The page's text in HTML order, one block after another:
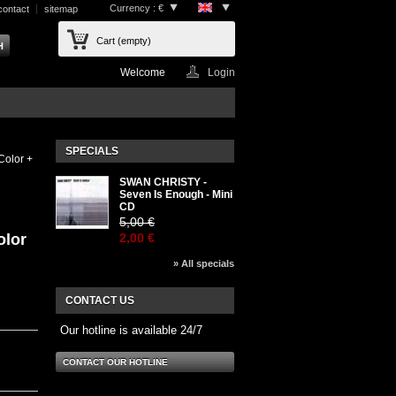
Currency : €
sitemap
Cart (empty)
Welcome Login
+
SPECIALS
SWAN CHRISTY -
Seven Is Enough - Mini
CD
5,00 €
2,00 €
» All specials
CONTACT US
Our hotline is available 24/7
CONTACT OUR HOTLINE